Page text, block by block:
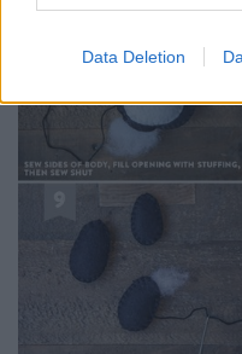
Data Deletion